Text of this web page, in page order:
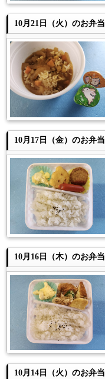
10月21日（火）のお弁当
10月17日（金）のお弁当
10月16日（木）のお弁当
10月14日（火）のお弁当